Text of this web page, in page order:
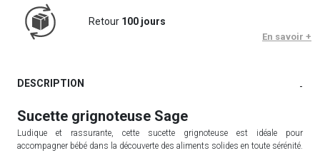
Retour 100 jours
En savoir +
DESCRIPTION -
Sucette grignoteuse Sage
Ludique et rassurante, cette sucette grignoteuse est idéale pour
accompagner bébé dans la découverte des aliments solides en toute sérénité.